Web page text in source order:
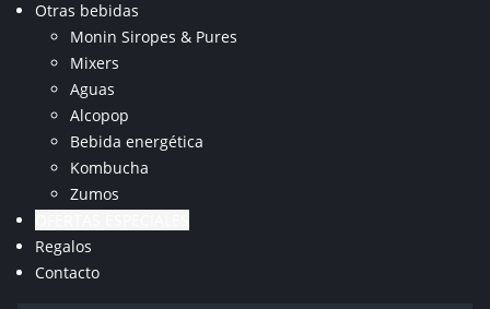
Otras bebidas
Monin Siropes & Pures
Mixers
Aguas
Alcopop
Bebida energética
Kombucha
Zumos
Regalos
Contacto